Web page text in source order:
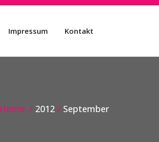
Impressum Kontakt
Home 2012 September